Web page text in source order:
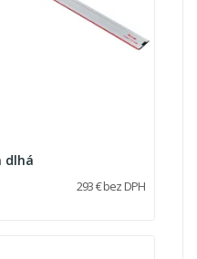
dlhá
293 € bez DPH